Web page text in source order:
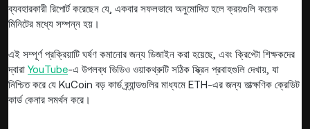
ব্যবহারকারী রিপোর্ট করেছেন যে, একবার সফলভাবে অনুমোদিত হলে ক্রয়গুলি কয়েক
মিনিটের মধ্যে সম্পন্ন হয়।
এই সম্পূর্ণ প্রক্রিয়াটি ঘর্ষণ কমানোর জন্য ডিজাইন করা হয়েছে, এবং ক্রিপ্টো শিক্ষকদের
দ্বারা YouTube-এ উপলব্ধ ভিডিও ওয়াকথ্রুটি সঠিক স্ক্রিন প্রবাহগুলি দেখায়, যা
নিশ্চিত করে যে KuCoin বড় কার্ড ব্র্যান্ডগুলির মাধ্যমে ETH-এর জন্য তাত্ক্ষণিক ক্রেডিট
কার্ড কেনার সমর্থন করে।